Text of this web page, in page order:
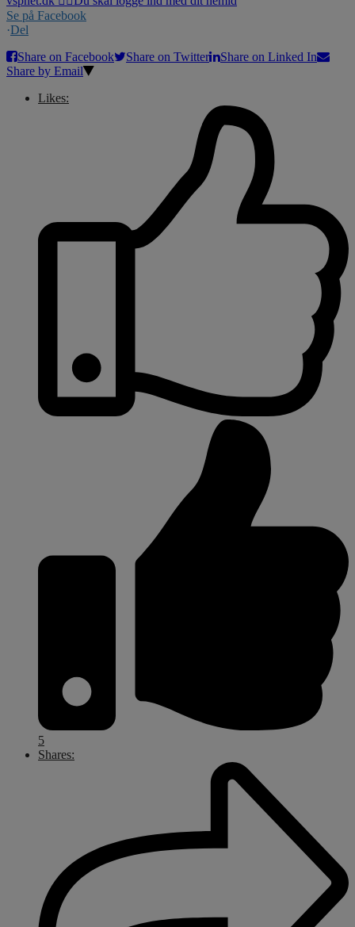
Se på Facebook
·Del
Share on Facebook
Share on Twitter
Share on Linked In
Share by Email
Likes:
5
Shares: